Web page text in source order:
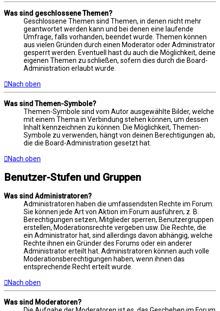
Was sind geschlossene Themen?
Geschlossene Themen sind Themen, in denen nicht mehr
geantwortet werden kann und bei denen eine laufende
Umfrage, falls vorhanden, beendet wurde. Themen können
aus vielen Gründen durch einen Moderator oder Administrator
gesperrt werden. Eventuell hast du auch die Möglichkeit, deine
eigenen Themen zu schließen, sofern dies durch die Board-
Administration erlaubt wurde.
Nach oben
Was sind Themen-Symbole?
Themen-Symbole sind vom Autor ausgewählte Bilder, welche
mit einem Thema in Verbindung stehen können, um dessen
Inhalt kennzeichnen zu können. Die Möglichkeit, Themen-
Symbole zu verwenden, hängt von deinen Berechtigungen ab,
die die Board-Administration gesetzt hat.
Nach oben
Benutzer-Stufen und Gruppen
Was sind Administratoren?
Administratoren haben die umfassendsten Rechte im Forum.
Sie können jede Art von Aktion im Forum ausführen; z. B.
Berechtigungen setzen, Mitglieder sperren, Benutzergruppen
erstellen, Moderationsrechte vergeben usw. Die Rechte, die
ein Administrator hat, sind allerdings davon abhängig, welche
Rechte ihnen ein Gründer des Forums oder ein anderer
Administrator erteilt hat. Administratoren können auch volle
Moderationsberechtigungen haben, wenn ihnen das
entsprechende Recht erteilt wurde.
Nach oben
Was sind Moderatoren?